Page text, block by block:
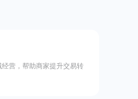
营，帮助商家提升交易转